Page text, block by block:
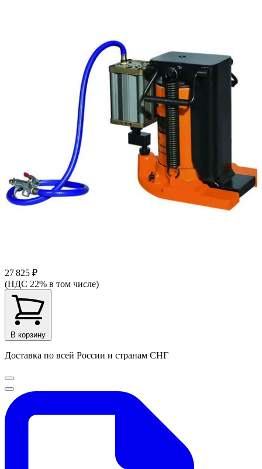
27 825 ₽
(НДС 22% в том числе)
В корзину
Доставка по всей России и странам СНГ